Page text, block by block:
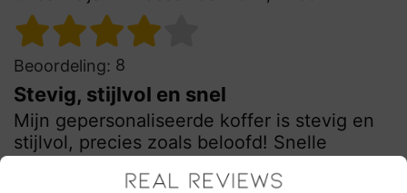
Beoordeling: 8
Stevig, stijlvol en snel
Mijn gepersonaliseerde koffer is stevig en
stijlvol, precies zoals beloofd! Snelle
website. Erg tevreden!